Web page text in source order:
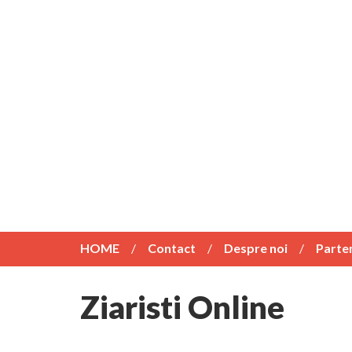
HOME Contact Despre noi
Ziaristi Online